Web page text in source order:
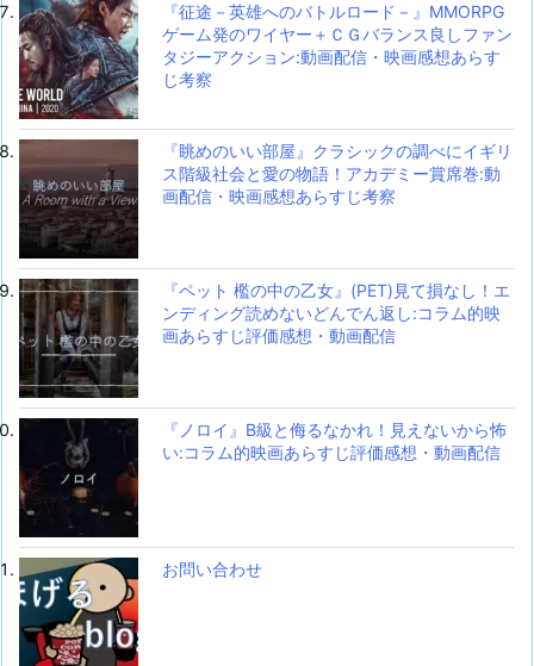
『征途－英雄へのバトルロード－』MMORPG
ゲーム発のワイヤー＋ＣＧバランス良しファン
タジーアクション:動画配信・映画感想あらす
じ考察
『眺めのいい部屋』クラシックの調べにイギリ
ス階級社会と愛の物語！アカデミー賞席巻:動
画配信・映画感想あらすじ考察
『ペット 檻の中の乙女』(PET)見て損なし！エ
ンディング読めないどんでん返し:コラム的映
画あらすじ評価感想・動画配信
『ノロイ』B級と侮るなかれ！見えないから怖
い:コラム的映画あらすじ評価感想・動画配信
お問い合わせ